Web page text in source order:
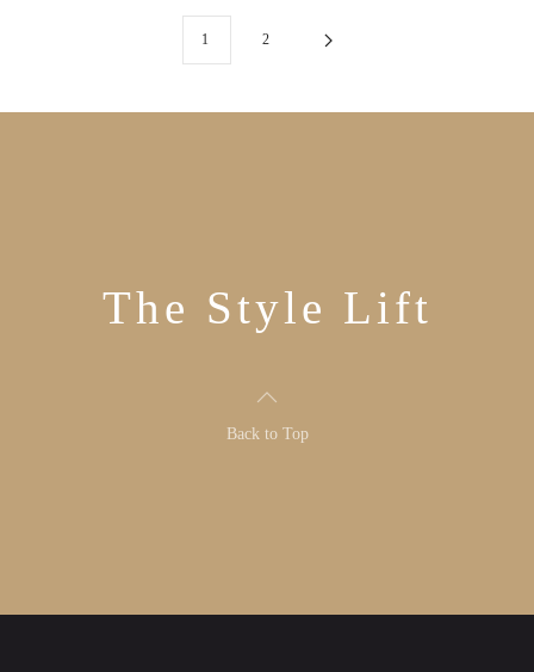
1 2
The Style Lift
Back to Top